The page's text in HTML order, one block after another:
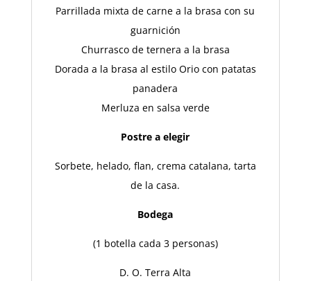
Parrillada mixta de carne a la brasa con su
guarnición
Churrasco de ternera a la brasa
Dorada a la brasa al estilo Orio con patatas
panadera
Merluza en salsa verde
Postre a elegir
Sorbete, helado, flan, crema catalana, tarta
de la casa.
Bodega
(1 botella cada 3 personas)
D. O. Terra Alta